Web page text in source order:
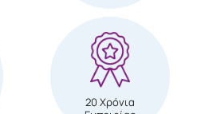
20 Χρόνια